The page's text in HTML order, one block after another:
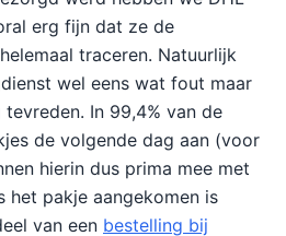
erg fijn dat ze de
traceren. Natuurlijk
wel eens wat fout maar
In 99,4% van de
de volgende dag aan (voor
hierin dus prima mee met
het pakje aangekomen is
van een bestelling bij